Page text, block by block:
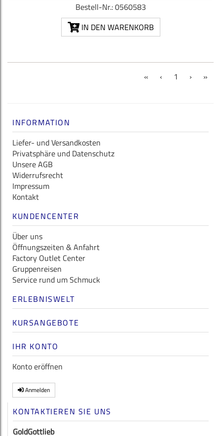
Bestell-Nr.: 0560583
IN DEN WARENKORB
« ‹ 1 (current)
› »
INFORMATION
Liefer- und Versandkosten
Privatsphäre und Datenschutz
Unsere AGB
Widerrufsrecht
Impressum
Kontakt
KUNDENCENTER
Über uns
Öffnungszeiten & Anfahrt
Factory Outlet Center
Gruppenreisen
Service rund um Schmuck
ERLEBNISWELT
KURSANGEBOTE
IHR KONTO
Konto eröffnen
Anmelden
KONTAKTIEREN SIE UNS
GoldGottlieb